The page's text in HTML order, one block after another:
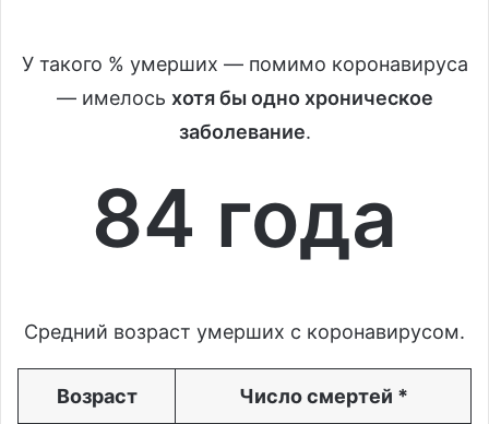
У такого % умерших — помимо коронавируса
— имелось хотя бы одно хроническое
заболевание.
84 года
Средний возраст умерших с коронавирусом.
Возраст Число смертей *